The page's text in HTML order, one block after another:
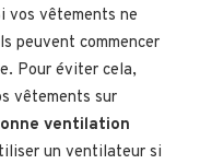
vos vêtements ne
peuvent commencer
Pour éviter cela,
vêtements sur
ventilation
un ventilateur si